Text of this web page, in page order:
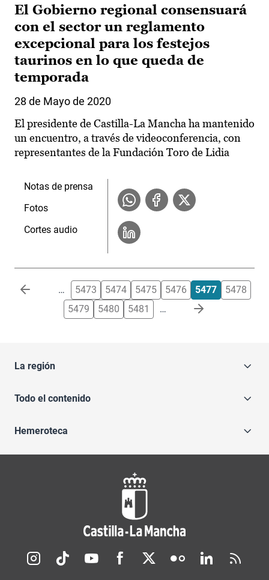
El Gobierno regional consensuará
con el sector un reglamento
excepcional para los festejos
taurinos en lo que queda de
temporada
28 de Mayo de 2020
El presidente de Castilla-La Mancha ha mantenido
un encuentro, a través de videoconferencia, con
representantes de la Fundación Toro de Lidia
Notas de prensa
Fotos
Cortes audio
Paginación … 5473 5474 5475 5476 5477
5478
5479
5480 5481 …
La región
Todo el contenido
Hemeroteca
Redes sociales JCCM